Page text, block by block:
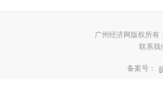
广州经济网版权所有
联系我
备案号：